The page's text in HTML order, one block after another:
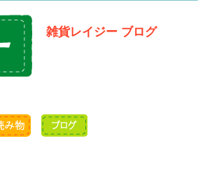
雑貨レイジー ブログ